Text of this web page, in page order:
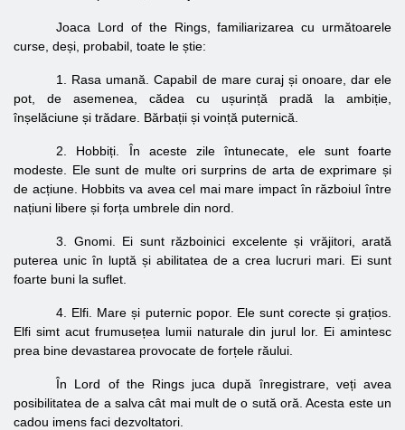
Joaca Lord of the Rings, familiarizarea cu următoarele
curse, deși, probabil, toate le știe:
1. Rasa umană. Capabil de mare curaj și onoare, dar ele
pot, de asemenea, cădea cu ușurință pradă la ambiție,
înșelăciune și trădare. Bărbații și voință puternică.
2. Hobbiți. În aceste zile întunecate, ele sunt foarte
modeste. Ele sunt de multe ori surprins de arta de exprimare și
de acțiune. Hobbits va avea cel mai mare impact în războiul între
națiuni libere și forța umbrele din nord.
3. Gnomi. Ei sunt războinici excelente și vrăjitori, arată
puterea unic în luptă și abilitatea de a crea lucruri mari. Ei sunt
foarte buni la suflet.
4. Elfi. Mare și puternic popor. Ele sunt corecte și grațios.
Elfi simt acut frumusețea lumii naturale din jurul lor. Ei amintesc
prea bine devastarea provocate de forțele răului.
În Lord of the Rings juca după înregistrare, veți avea
posibilitatea de a salva cât mai mult de o sută oră. Acesta este un
cadou imens faci dezvoltatori.